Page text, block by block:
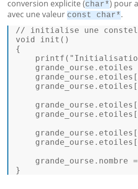
conversion explicite (char*) pour
avec une valeur const char*.
// initialise une
void
init ()
{
printf (
grande_ourse.etoiles
grande_ourse.etoiles[
grande_ourse.etoiles[
grande_ourse.etoiles[
grande_ourse.etoiles[
grande_ourse.etoiles[
grande_ourse.etoiles[
grande_ourse.nombre =
}